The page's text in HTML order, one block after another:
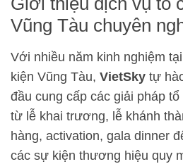
Vũng Tàu chuyên
Với nhiều năm kinh nghiệm
kiện Vũng Tàu, VietSky tự
đầu cung cấp các giải pháp
từ lễ khai trương, lễ khánh
hàng, activation, gala dinner
các sự kiện thương hiệu quy